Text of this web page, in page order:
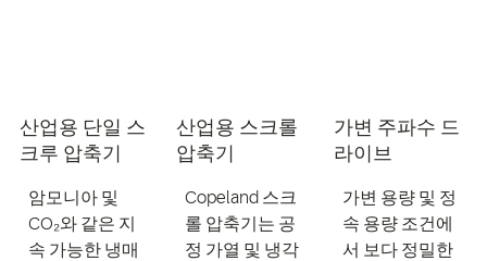
산업용 단일 스
크루 압축기
암모니아 및
CO₂와 같은 지
속 가능한 냉매
산업용 스크롤
압축기
Copeland 스크
롤 압축기는 공
정 가열 및 냉각
가변 주파수 드
라이브
가변 용량 및 정
속 용량 조건에
서 보다 정밀한